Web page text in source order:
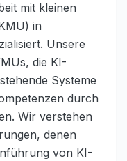
mit kleinen
in
Unsere
die KI-
Systeme
durch
Wir verstehen
denen
von KI-